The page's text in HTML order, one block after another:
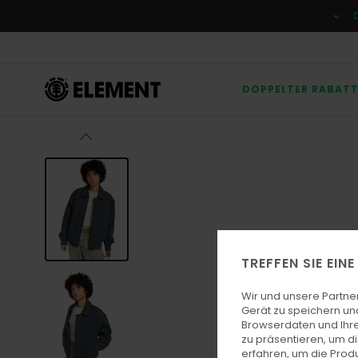
Produktinformation
DOPPELTER RABATT
TREFFEN SIE
Wir und unsere
Gerät zu speichern
Browserdaten und
zu präsentieren, um
erfahren, um die